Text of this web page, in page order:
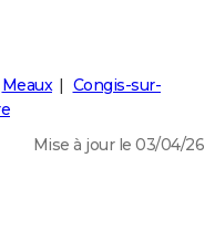
Meaux
Congis-sur-
Mise à jour le 03/04/26